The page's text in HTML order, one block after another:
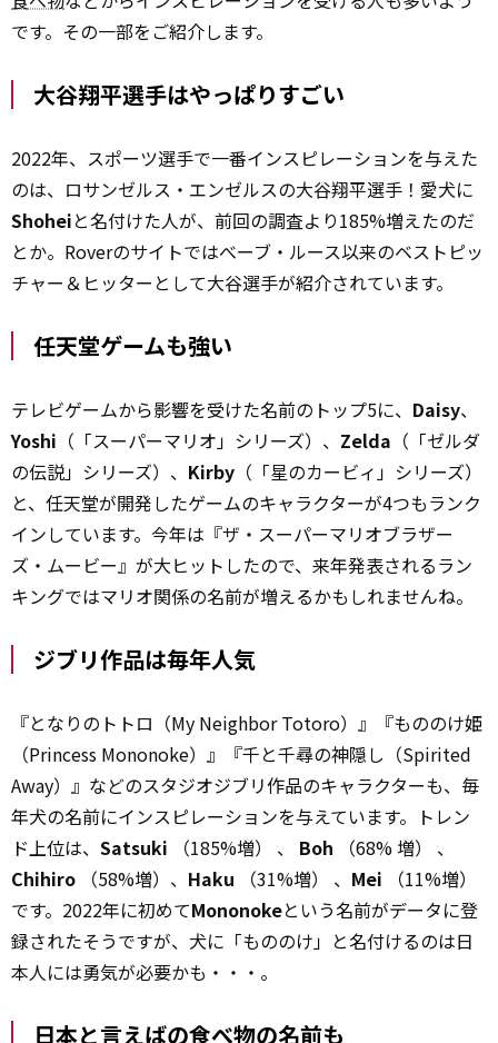
です。その一部をご紹介します。
大谷翔平選手はやっぱりすごい
2022年、スポーツ選手で一番インスピレーションを与えた
のは、ロサンゼルス・エンゼルスの大谷翔平選手！愛犬に
Shoheiと名付けた人が、前回の調査より185%増えたのだ
とか。Roverのサイトではべーブ・ルース以来のベストピッ
チャー＆ヒッターとして大谷選手が紹介されています。
任天堂ゲームも強い
テレビゲームから影響を受けた名前のトップ5に、 Daisy、
Yoshi （「スーパーマリオ」シリーズ）、 Zelda （「ゼルダ
の伝説」シリーズ）、 Kirby （「星のカービィ」シリーズ）
と、任天堂が開発したゲームのキャラクターが4つもランク
インしています。今年は『ザ・スーパーマリオブラザー
ズ・ムービー』が大ヒットしたので、来年発表されるラン
キングではマリオ関係の名前が増えるかもしれませんね。
ジブリ作品は毎年人気
『となりのトトロ（My Neighbor Totoro）』『もののけ姫
（Princess Mononoke）』『千と千尋の神隠し（Spirited
Away）』などのスタジオジブリ作品のキャラクターも、毎
年犬の名前にインスピレーションを与えています。トレン
ド上位は、 Satsuki （185%増） 、 Boh （68% 増） 、
Chihiro （58%増）、 Haku （31%増） 、 Mei
（11%増）
です。2022年に初めてMononokeという名前がデータに登
録されたそうですが、犬に「もののけ」と名付けるのは日
本人には勇気が必要かも・・・。
日本と言えばの食べ物の名前も